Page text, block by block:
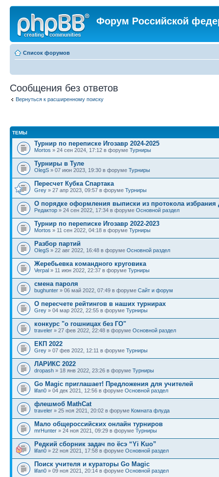
Форум Российской
Список форумов
Сообщения без ответов
Вернуться к расширенному поиску
ТЕМЫ
Турнир по переписке Игозавр 2024-2025
Mortos » 24 сен 2024, 17:12 в форуме Турниры
Турниры в Туле
OlegS » 07 июн 2023, 19:30 в форуме Турниры
Пересчет Кубка Спартака
Grey » 27 апр 2023, 09:57 в форуме Турниры
О порядке оформления выписки из протокола избрания
Редактор » 24 сен 2022, 17:34 в форуме Основной раздел
Турнир по переписке Игозавр 2022-2023
Mortos » 11 сен 2022, 04:18 в форуме Турниры
Разбор партий
OlegS » 22 авг 2022, 16:48 в форуме Основной раздел
Жеребьевка командного круговика
Verpal » 11 июн 2022, 22:37 в форуме Турниры
смена пароля
bughunter » 06 май 2022, 07:49 в форуме Сайт и форум
О пересчете рейтингов в наших турнирах
Grey » 04 мар 2022, 22:55 в форуме Турниры
конкурс "о гошницах без ГО"
traveler » 27 фев 2022, 22:48 в форуме Основной раздел
ЕКП 2022
Grey » 07 фев 2022, 12:11 в форуме Турниры
ЛАРИКС 2022
dropash » 18 янв 2022, 23:26 в форуме Турниры
Go Magic приглашает! Предложения для учителей
lifan0 » 04 дек 2021, 12:56 в форуме Основной раздел
флешмоб MathCat
traveler » 25 ноя 2021, 20:02 в форуме Комната флуда
Мало общероссийских онлайн турниров
mrHunter » 24 ноя 2021, 09:29 в форуме Турниры
Редкий сборник задач по ёсэ “Yi Kuo”
lifan0 » 22 ноя 2021, 17:58 в форуме Основной раздел
Поиск учителя и кураторы Go Magic
lifan0 » 09 ноя 2021, 20:14 в форуме Основной раздел